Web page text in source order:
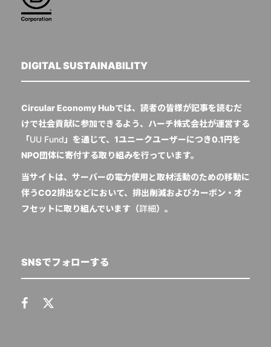
DIGITAL SUSTAINABILITY
Circular Economy Hubでは、読者の皆様が記事を読むだ
けで社会貢献に参加できるよう、ハーチ株式会社が運営する
「UU Fund 」を通じて、1ユニークユーザーにつき0.1円を
NPO団体に寄付する取り組みを行っています。
当サイトは、サーバーの電力使用と取材活動のための移動に
伴うCO2排出などにおいて、排出削減およびカーボン・オ
フセットに取り組んでいます（詳細）。
SNSでフォローする